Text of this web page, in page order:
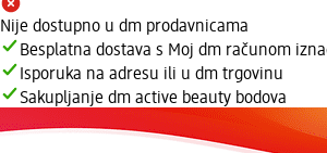
Nije dostupno u dm prodavnicama
Besplatna dostava s Moj dm računom
Isporuka na adresu ili u dm trgovinu
Sakupljanje dm active beauty bodova